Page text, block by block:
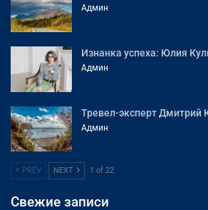
Админ
Изнанка успеха: Юлия
Админ
Тревел-эксперт Дмитрий
Админ
PREV NEXT 1 of 22
Свежие записи